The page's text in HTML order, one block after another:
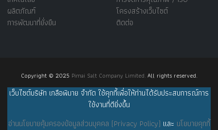
ผลิตภัณฑ์
การพัฒนาที่ยั่งยืน
โครงสร้างเว็บไซต์
ติดต่อ
Copyright © 2025 Pimai Salt Company Limited. All rights reserved.
เว็บไซต์บริษัท เกลือพิมาย จำกัด ใช้คุกกี้เพื่อให้ท่านได้รับประสบการณ์การ
ใช้งานที่ดียิ่งขึ้น
อ่านนโยบายคุ้มครองข้อมูลส่วนบุคคล (Privacy Policy) และ นโยบายคุกกี้